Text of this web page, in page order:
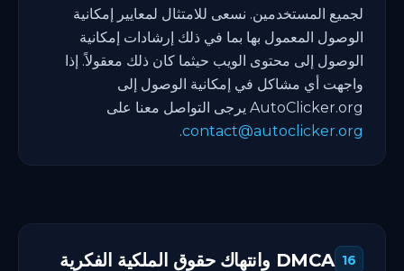
لجميع المستخدمين. نسعى للامتثال لمعايير إمكانية
الوصول المعمول بها بما في ذلك إرشادات إمكانية
الوصول إلى محتوى الويب حيثما كان ذلك معقولاً. إذا
واجهت أي مشاكل في إمكانية الوصول إلى
AutoClicker.org يرجى التواصل معنا على
contact@autoclicker.org
.
16 DMCA وانتهاك حقوق الملكية الفكرية